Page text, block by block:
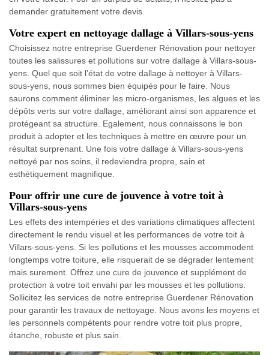
demander gratuitement votre devis.
Votre expert en nettoyage dallage à Villars-sous-yens
Choisissez notre entreprise Guerdener Rénovation pour nettoyer
toutes les salissures et pollutions sur votre dallage à Villars-sous-
yens. Quel que soit l’état de votre dallage à nettoyer à Villars-
sous-yens, nous sommes bien équipés pour le faire. Nous
saurons comment éliminer les micro-organismes, les algues et les
dépôts verts sur votre dallage, améliorant ainsi son apparence et
protégeant sa structure. Egalement, nous connaissons le bon
produit à adopter et les techniques à mettre en œuvre pour un
résultat surprenant. Une fois votre dallage à Villars-sous-yens
nettoyé par nos soins, il redeviendra propre, sain et
esthétiquement magnifique.
Pour offrir une cure de jouvence à votre toit à
Villars-sous-yens
Les effets des intempéries et des variations climatiques affectent
directement le rendu visuel et les performances de votre toit à
Villars-sous-yens. Si les pollutions et les mousses accommodent
longtemps votre toiture, elle risquerait de se dégrader lentement
mais surement. Offrez une cure de jouvence et supplément de
protection à votre toit envahi par les mousses et les pollutions.
Sollicitez les services de notre entreprise Guerdener Rénovation
pour garantir les travaux de nettoyage. Nous avons les moyens et
les personnels compétents pour rendre votre toit plus propre,
étanche, robuste et plus sain.